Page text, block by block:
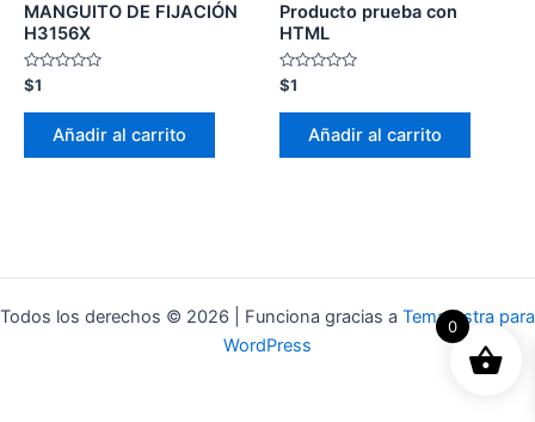
MANGUITO DE FIJACIÓN
H3156X
Valorado
con
0
$1
Añadir al carrito
Producto prueba con
HTML
Valorado
con
0
$1
Añadir al carrito
Todos los derechos © 2026 | Funciona gracias a Tema Astra para
WordPress
0